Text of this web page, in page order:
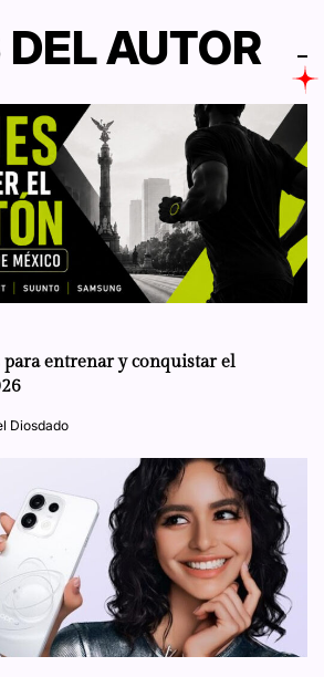
AUTOR
entrenar y conquistar el
Diosdado